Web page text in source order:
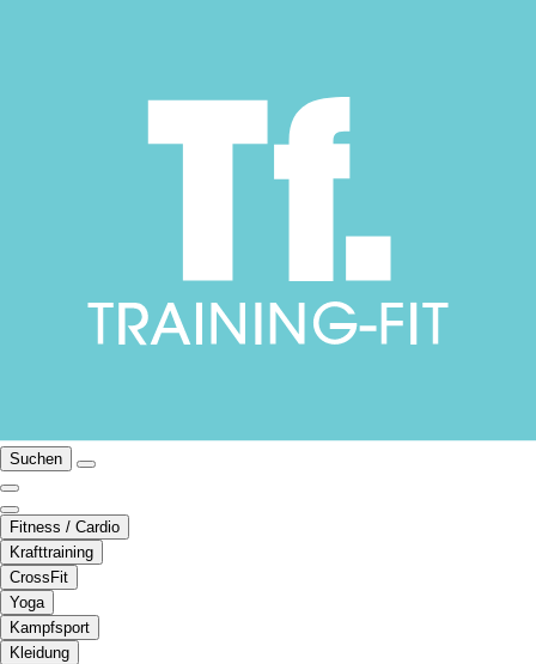
Suchen
Fitness / Cardio
Krafttraining
CrossFit
Yoga
Kampfsport
Kleidung